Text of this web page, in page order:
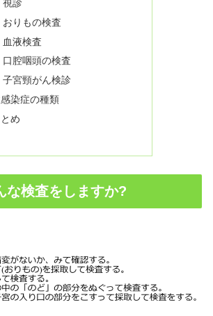
視診
おりもの検査
血液検査
口腔咽頭の検査
子宮頸がん検診
染症の種類
とめ
な検査をしますか?